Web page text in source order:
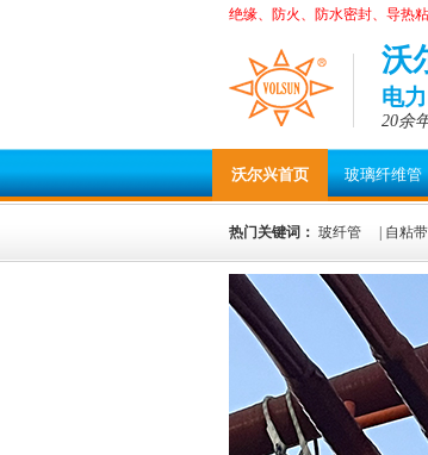
绝缘、防火、防水密封、导热
沃
电
20余
沃尔兴首页 玻璃纤维管
热门关键词： 玻纤管 自粘带